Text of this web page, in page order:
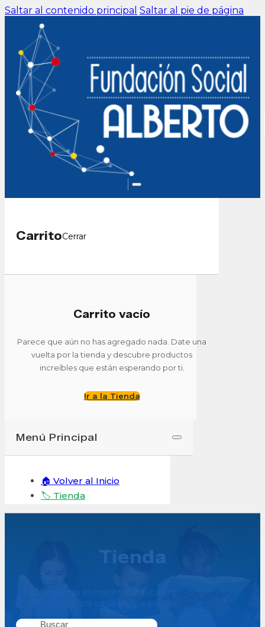
Saltar al contenido principal Saltar al pie de página
CarritoCerrar
Carrito vacío
Parece que aún no has agregado nada. Date una
vuelta por la tienda y descubre productos
increíbles que están esperando por ti.
Ir a la Tienda
Finalizar compra
Menú Principal
🏠 Volver al Inicio
🏷️ Tienda
Tienda